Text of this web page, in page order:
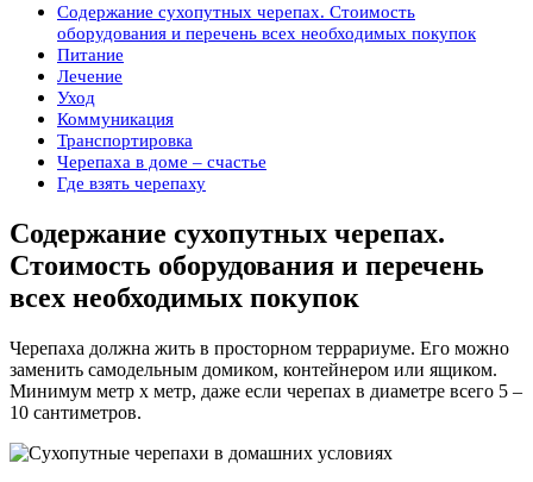
Содержание сухопутных черепах. Стоимость
оборудования и перечень всех необходимых покупок
Питание
Лечение
Уход
Коммуникация
Транспортировка
Черепаха в доме – счастье
Где взять черепаху
Содержание сухопутных черепах.
Стоимость оборудования и перечень
всех необходимых покупок
Черепаха должна жить в просторном террариуме. Его можно
заменить самодельным домиком, контейнером или ящиком.
Минимум метр х метр, даже если черепах в диаметре всего 5 –
10 сантиметров.